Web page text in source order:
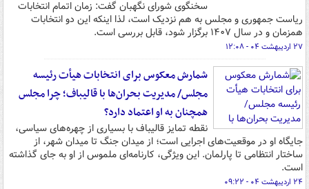
سخنگوی شورای نگهبان گفت: زمان اتمام انتخابات
ریاست جمهوری و مجلس به هم نزدیک است، لذا اینکه این دو انتخابات
همزمان و در سال ۱۴۰۷ برگزار شود، قابل بررسی است.
۲۷ اردیبهشت ۰۴ - ۱۲:۰۸
شمارش معکوس برای انتخابات هیأت رئیسه
مجلس/ مدیریت بحران‌ها با قالیباف؛ چرا مجلس
همچنان به او اعتماد دارد؟
نقطه تمایز قالیباف با بسیاری از چهره‌های سیاسی،
جایگاه او در موقعیت‌های اجرایی است؛ از میدان جنگ تا میدان شهر، از
ساختار انتظامی تا پارلمان. این ویژگی، کارنامه‌ای ملموس از او به جای گذاشته
است.
۲۴ اردیبهشت ۰۴ - ۰۹:۲۲